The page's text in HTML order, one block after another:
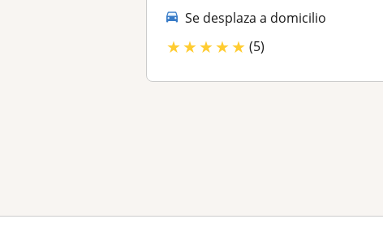
Se desplaza a domicilio
★★★★★ (5)